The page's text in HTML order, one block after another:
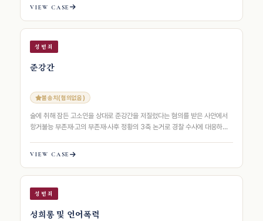
VIEW CASE
성범죄
준강간
불송치(혐의없음)
술에 취해 잠든 고소인을 상대로 준강간을 저질렀다는 혐의를 받은 사안에서
항거불능 부존재·고의 부존재·사후 정황의 3축 논거로 경찰 수사에 대응하여
VIEW CASE
성범죄
성희롱 및 언어폭력